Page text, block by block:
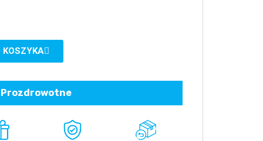
KOSZYKA
Prozdrowotne